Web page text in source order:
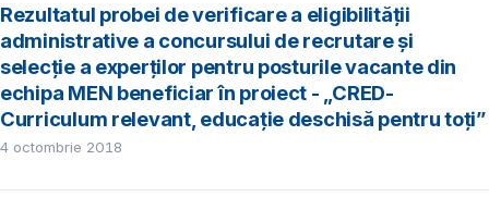
Rezultatul probei de verificare a eligibilității
administrative a concursului de recrutare și
selecție a experților pentru posturile vacante din
echipa MEN beneficiar în proiect - „CRED-
Curriculum relevant, educație deschisă pentru toți”
4 octombrie 2018